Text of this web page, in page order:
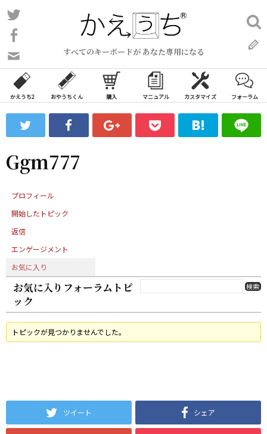
コ
ン
ン
ツ
ス
ッ
すべてのキーボードが あなた専用になる
い
合
わ
フ
ォ
ム
検
索:
かえうち2 おやうちくん 購入 マニュアル カスタマイズ フォーラム
Ggm777
プロフィール
開始したトピック
返信
エンゲージメント
お気に入り
お気に入りフォーラムトピ
ック
トピックが見つかりませんでした。
ツイート シェア